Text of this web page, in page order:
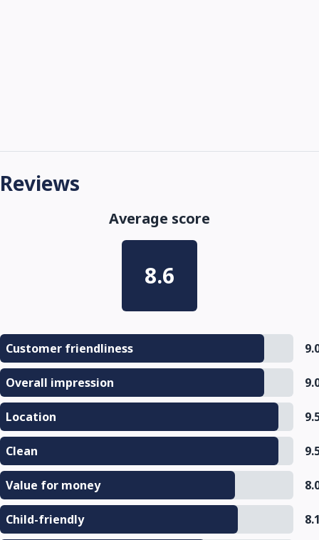
Reviews
Average score
8.6
Customer friendliness
Overall impression
Location
Clean
Value for money
Child-friendly